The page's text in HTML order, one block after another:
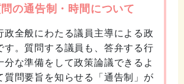
の通告制・時間について
政全般にわたる議員主導による政
す。質問する議員も、答弁する行
分な準備をして政策論議できるよ
質問要旨を知らせる「通告制」が